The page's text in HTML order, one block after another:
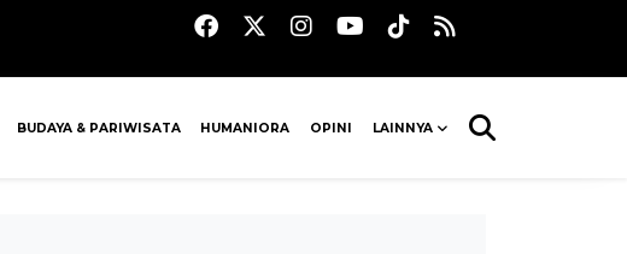
BUDAYA & PARIWISATA HUMANIORA OPINI LAINNYA